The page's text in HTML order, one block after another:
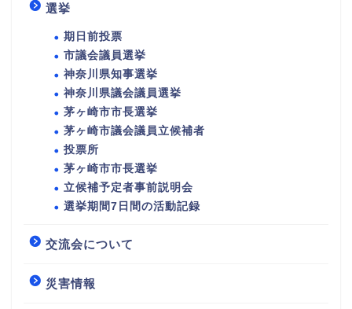
選挙
期日前投票
市議会議員選挙
神奈川県知事選挙
神奈川県議会議員選挙
茅ヶ崎市市長選挙
茅ヶ崎市議会議員立候補者
投票所
茅ヶ崎市市長選挙
立候補予定者事前説明会
選挙期間7日間の活動記録
交流会について
災害情報